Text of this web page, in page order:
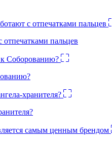
отпечатками пальцев